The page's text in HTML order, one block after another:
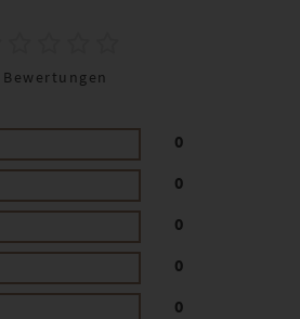
Bewertungen
0
0
0
0
0